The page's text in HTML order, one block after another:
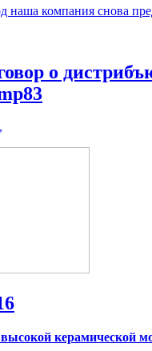
наша компания снова
о
керамической